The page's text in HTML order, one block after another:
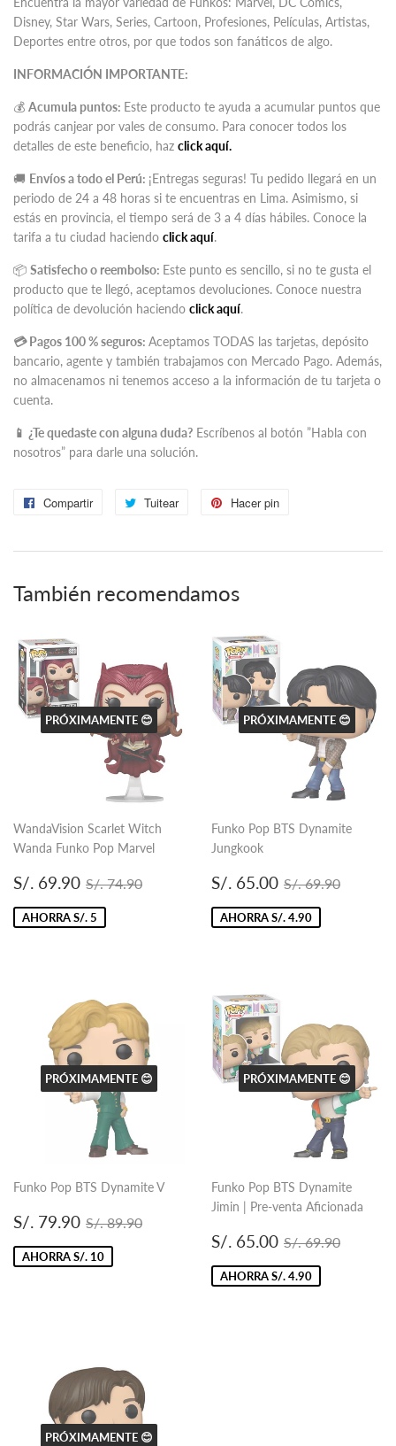
Disney, Star Wars, Series, Cartoon, Profesiones, Películas, Artistas,
Deportes entre otros, por que todos son fanáticos de algo.
INFORMACIÓN IMPORTANTE:
💰 Acumula puntos: Este producto te ayuda a acumular puntos que
podrás canjear por vales de consumo. Para conocer todos los
detalles de este beneficio, haz click aquí.
🚚 Envíos a todo el Perú: ¡Entregas seguras! Tu pedido llegará en un
periodo de 24 a 48 horas si te encuentras en Lima. Asimismo, si
estás en provincia, el tiempo será de 3 a 4 días hábiles. Conoce la
tarifa a tu ciudad haciendo click aquí.
📦 Satisfecho o reembolso: Este punto es sencillo, si no te gusta el
producto que te llegó, aceptamos devoluciones. Conoce nuestra
política de devolución haciendo click aquí.
💳 Pagos 100 % seguros: Aceptamos TODAS las tarjetas, depósito
bancario, agente y también trabajamos con Mercado Pago. Además,
no almacenamos ni tenemos acceso a la información de tu tarjeta o
cuenta.
📱 ¿Te quedaste con alguna duda? Escríbenos al botón ”Habla con
nosotros” para darle una solución.
Compartir
Compartir
Facebook
Tuitear
Tuitear
Twitter
Hacer pin
Pinterest
También recomendamos
PRÓXIMAMENTE 😊
WandaVision Scarlet Witch
Wanda Funko Pop Marvel
Precio
de
oferta
S/. 69.90 S/.
69.90
Precio habitual
S/. 74.90
AHORRA S/. 5
PRÓXIMAMENTE 😊
Funko Pop BTS Dynamite
Jungkook
Precio
de
oferta
S/. 65.00 S/.
65.00
Precio habitual
S/. 69.90
AHORRA S/. 4.90
PRÓXIMAMENTE 😊
Funko Pop BTS Dynamite V
Precio
de
oferta
S/. 79.90 S/.
79.90
Precio habitual
S/. 89.90
AHORRA S/. 10
PRÓXIMAMENTE 😊
Funko Pop BTS Dynamite
Jimin | Pre-venta Aficionada
Precio
de
oferta
S/. 65.00 S/.
65.00
Precio habitual
S/. 69.90
AHORRA S/. 4.90
PRÓXIMAMENTE 😊